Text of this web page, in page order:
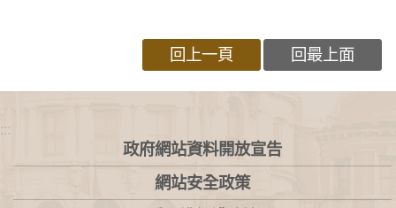
回上一頁 回最上面
:::
政府網站資料開放宣告
網站安全政策